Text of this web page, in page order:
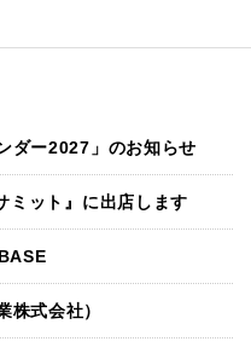
ダー2027」のお知らせ
ット』に出店します
株式会社）